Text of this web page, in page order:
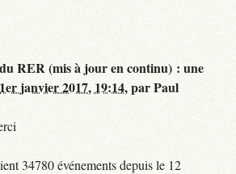
RER (mis à jour en continu) : une
1er janvier 2017, 19:14,parPaul
34780 événements depuis le 12